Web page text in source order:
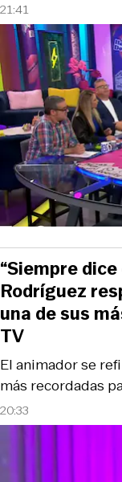
21:41
20:33
El animador se
más recordadas
“Siempre dice
Rodríguez
una de sus
TV